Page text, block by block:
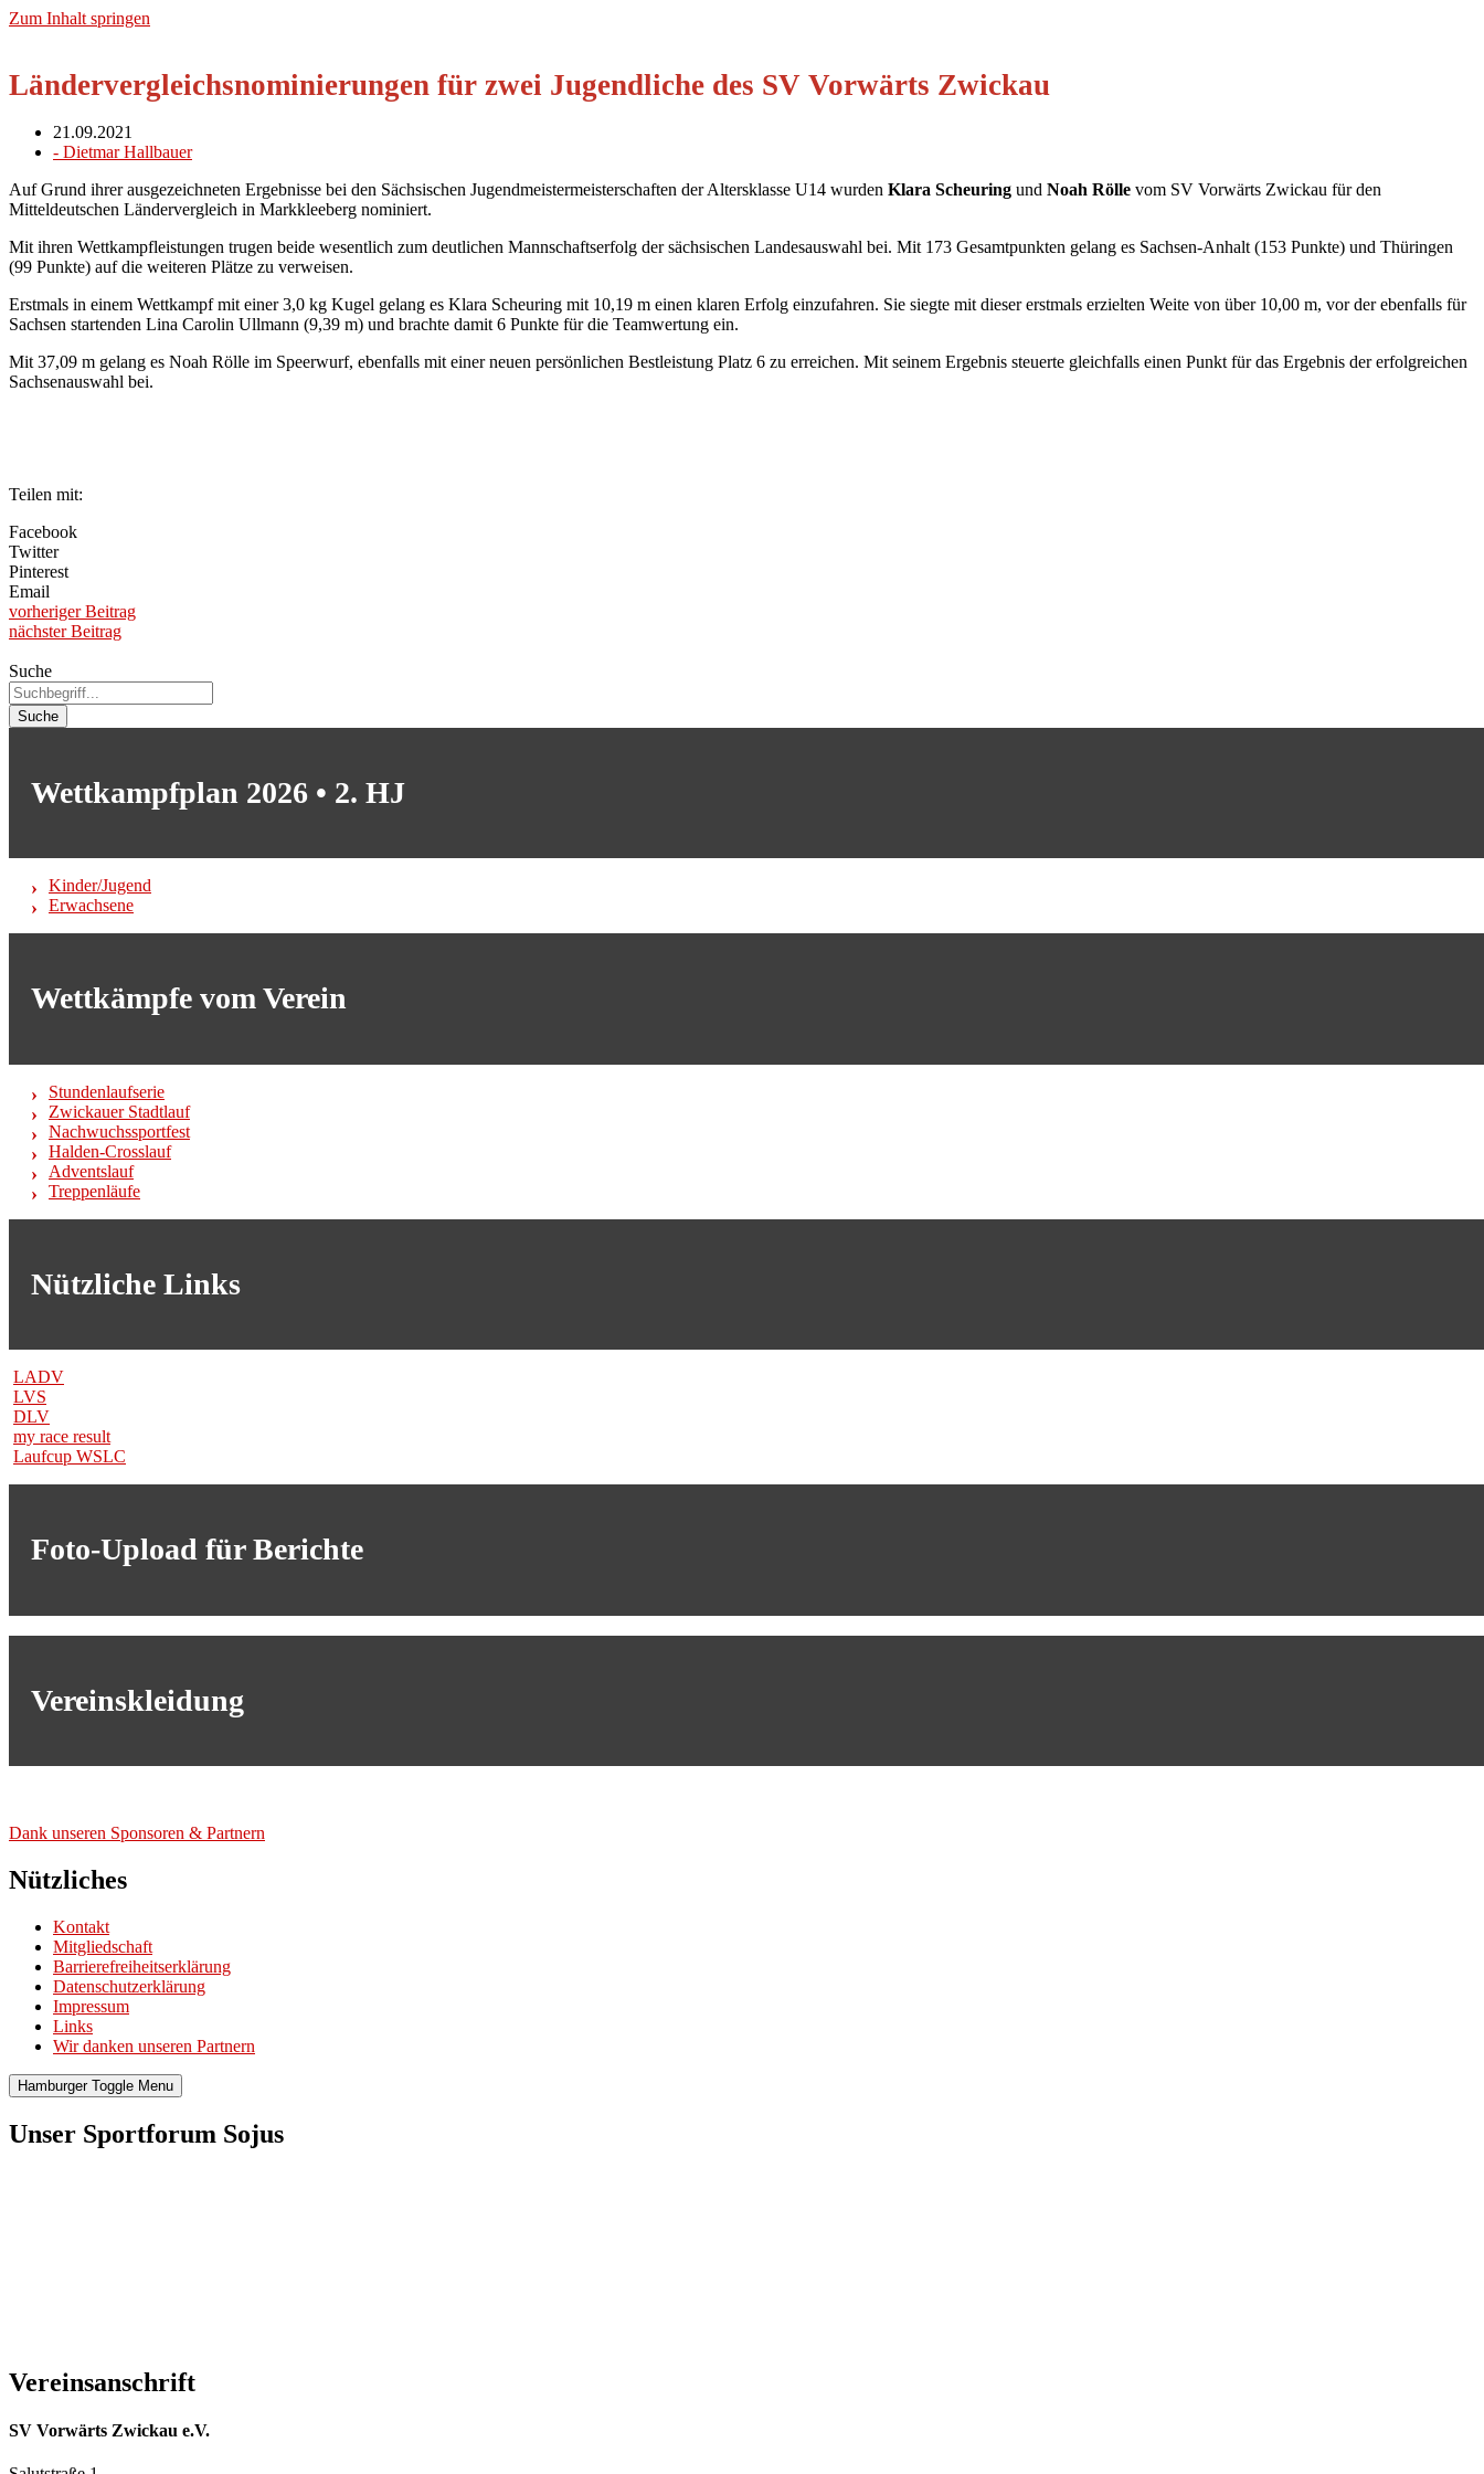
Zum Inhalt springen
Ländervergleichsnominierungen für zwei Jugendliche des SV Vorwärts Zwickau
21.09.2021
- Dietmar Hallbauer
Auf Grund ihrer ausgezeichneten Ergebnisse bei den Sächsischen Jugendmeistermeisterschaften der Altersklasse U14 wurden Klara Scheuring und Noah Rölle vom SV Vorwärts Zwickau für den
Mitteldeutschen Ländervergleich in Markkleeberg nominiert.
Mit ihren Wettkampfleistungen trugen beide wesentlich zum deutlichen Mannschaftserfolg der sächsischen Landesauswahl bei. Mit 173 Gesamtpunkten gelang es Sachsen-Anhalt (153 Punkte) und Thüringen
(99 Punkte) auf die weiteren Plätze zu verweisen.
Erstmals in einem Wettkampf mit einer 3,0 kg Kugel gelang es Klara Scheuring mit 10,19 m einen klaren Erfolg einzufahren. Sie siegte mit dieser erstmals erzielten Weite von über 10,00 m, vor der ebenfalls für
Sachsen startenden Lina Carolin Ullmann (9,39 m) und brachte damit 6 Punkte für die Teamwertung ein.
Mit 37,09 m gelang es Noah Rölle im Speerwurf, ebenfalls mit einer neuen persönlichen Bestleistung Platz 6 zu erreichen. Mit seinem Ergebnis steuerte gleichfalls einen Punkt für das Ergebnis der erfolgreichen
Sachsenauswahl bei.
Teilen mit:
Facebook
Twitter
Pinterest
Email
vorheriger Beitrag
nächster Beitrag
Suche
Suche
Wettkampfplan 2026 • 2. HJ
Kinder/Jugend
Erwachsene
Wettkämpfe vom Verein
Stundenlaufserie
Zwickauer Stadtlauf
Nachwuchssportfest
Halden-Crosslauf
Adventslauf
Treppenläufe
Nützliche Links
LADV
LVS
DLV
my race result
Laufcup WSLC
Foto-Upload für Berichte
Vereinskleidung
Dank unse­ren Spon­so­ren & Part­nern
Nützliches
Kontakt
Mitgliedschaft
Barrierefreiheitserklärung
Datenschutzerklärung
Impressum
Links
Wir danken unseren Partnern
Hamburger Toggle Menu
Unser Sportforum Sojus
Vereinsanschrift
SV Vorwärts Zwickau e.V.